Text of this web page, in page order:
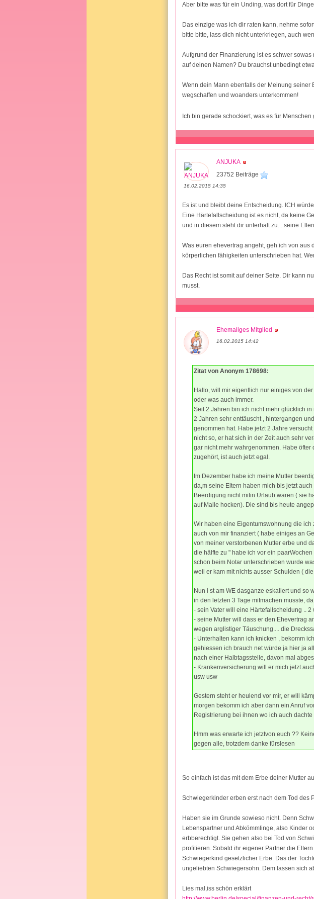
Aber bitte was für ein Unding, was dort für
Das einzige was ich dir raten kann, nehme
bitte bitte, lass dich nicht unterkriegen, auch
Aufgrund der Finanzierung ist es schwer
auf deinen Namen? Du brauchst unbedingt
Wenn dein Mann ebenfalls der Meinung seiner
wegschaffen und woanders unterkommen!
Ich bin gerade schockiert, was es für Menschen
ANJUKA
23752 Beiträge
16.02.2015 14:35
Es ist und bleibt deine Entscheidung. ICH
Eine Härtefallscheidung ist es nicht, da keine
und in diesem steht dir unterhalt zu....seine
Was euren ehevertrag angeht, geh ich von
körperlichen fähigkeiten unterschrieben hat.
Das Recht ist somit auf deiner Seite. Dir kann
musst.
Ehemaliges Mitglied
16.02.2015 14:42
Zitat von Anonym 178698:
Hallo, will mir eigentlich nur einiges von
oder was auch immer.
Seit 2 Jahren bin ich nicht mehr glücklich
2 Jahren sehr enttäuscht , hintergangen
genommen hat. Habe jetzt 2 Jahre
nicht so, er hat sich in der Zeit auch sehr
gar nicht mehr wahrgenommen. Habe
zugehört, ist auch jetzt egal.
Im Dezember habe ich meine Mutter
da,m seine Eltern haben mich bis jetzt
Beerdigung nicht mitin Urlaub waren ( sie
auf Malle hocken). Die sind bis heute
Wir haben eine Eigentumswohnung die
auch von mir finanziert ( habe einiges an
von meiner verstorbenen Mutter erbe und
die hälfte zu " habe ich vor ein
schon beim Notar unterschrieben wurde
weil er kam mit nichts ausser Schulden (
Nun i st am WE dasganze eskaliert und so
in den letzten 3 Tage mitmachen musste,
- sein Vater will eine Härtefallscheidung ..
- seine Mutter will dass er den Ehevertrag
wegen arglistiger Täuschung.... die
- Unterhalten kann ich knicken , bekomm
gehiessen ich brauch net würde ja hier ja
nach einer Halbtagsstelle, davon mal
- Krankenversicherung will er mich jetzt
usw usw
Gestern steht er heulend vor mir, er will
morgen bekomm ich aber dann ein Anruf
Registrierung bei ihnen wo ich auch
Hmm was erwarte ich jetztvon euch ??
gegen alle, trotzdem danke fürslesen
So einfach ist das mit dem Erbe deiner Mutter
Schwiegerkinder erben erst nach dem Tod des
Haben sie im Grunde sowieso nicht. Denn
Lebenspartner und Abkömmlinge, also Kinder
erbberechtigt. Sie gehen also bei Tod von
profitieren. Sobald ihr eigener Partner die
Schwiegerkind gesetzlicher Erbe. Das der
ungeliebten Schwiegersohn. Dem lassen sich
Lies mal,iss schön erklärt